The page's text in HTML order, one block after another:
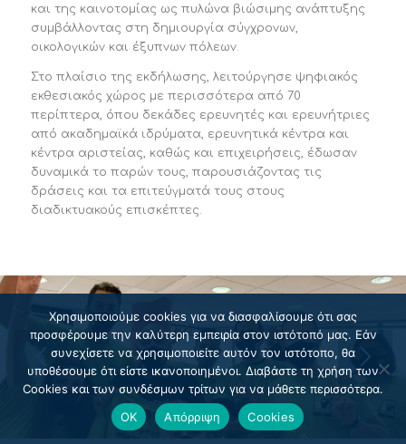
και της καινοτομίας ως πυλώνα βιώσιμης ανάπτυξης
συμβάλλοντας στη δημιουργία σύγχρονων,
οικολογικών και έξυπνων πόλεων.
Στο πλαίσιο της εκδήλωσης, λειτούργησε ψηφιακός
εκθεσιακός χώρος με περισσότερα από 70
περίπτερα, όπου δεκάδες ερευνητές και ερευνήτριες
από ακαδημαϊκά ιδρύματα, ερευνητικά κέντρα και
κέντρα αριστείας, καθώς και επιχειρήσεις, έδωσαν
δυναμικά το παρών τους, παρουσιάζοντας τις
δράσεις και τα επιτεύγματά τους στους
διαδικτυακούς επισκέπτες.
1 2 3 4 5 6
Χρησιμοποιούμε cookies για να διασφαλίσουμε ότι σας
προσφέρουμε την καλύτερη εμπειρία στον ιστότοπό μας. Εάν
συνεχίσετε να χρησιμοποιείτε αυτόν τον ιστότοπο, θα
υποθέσουμε ότι είστε ικανοποιημένοι. Διαβάστε τη χρήση των
Cookies και των συνδέσμων τρίτων για να μάθετε περισσότερα.
OK
Απόρριψη Cookies